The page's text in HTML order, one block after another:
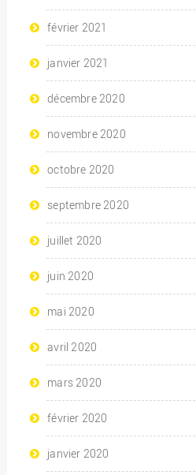
février 2021
janvier 2021
décembre 2020
novembre 2020
octobre 2020
septembre 2020
juillet 2020
juin 2020
mai 2020
avril 2020
mars 2020
février 2020
janvier 2020